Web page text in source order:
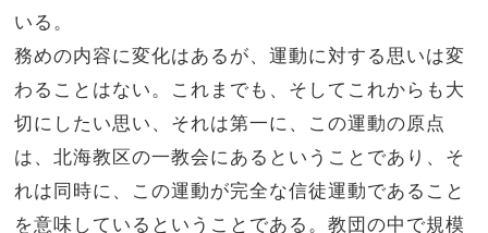
いる。
務めの内容に変化はあるが、運動に対する思いは変
わることはない。これまでも、そしてこれからも大
切にしたい思い、それは第一に、この運動の原点
は、北海教区の一教会にあるということであり、そ
れは同時に、この運動が完全な信徒運動であること
を意味しているということである。教団の中で規模